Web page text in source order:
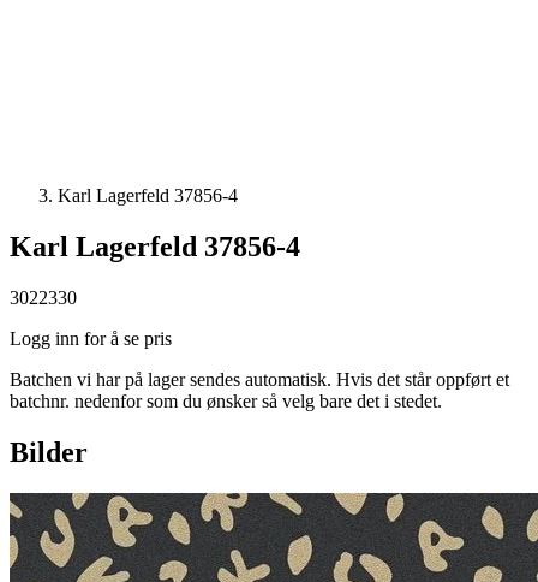
Karl Lagerfeld 37856-4
Karl Lagerfeld 37856-4
3022330
Logg inn for å se pris
Batchen vi har på lager sendes automatisk. Hvis det står oppført et
batchnr. nedenfor som du ønsker så velg bare det i stedet.
Bilder